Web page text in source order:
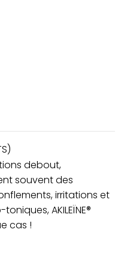
debout,
souvent des
irritations et
AKILEÏNE®
cas !